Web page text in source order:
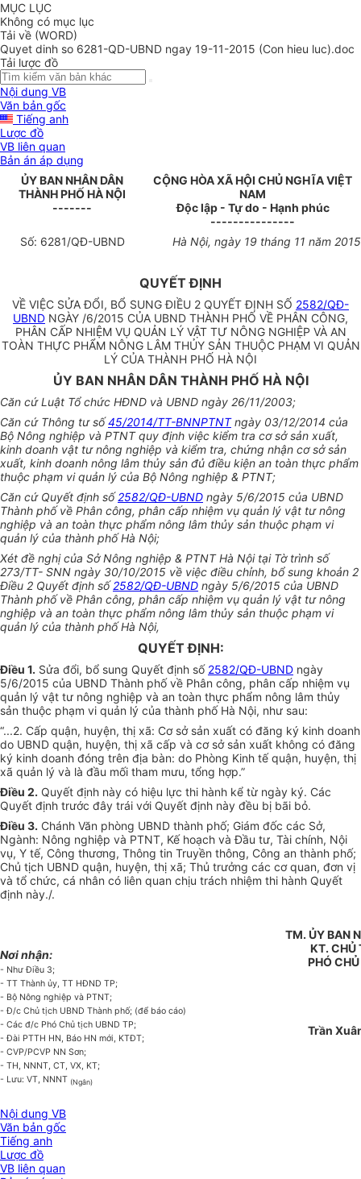
MỤC LỤC
Không có mục lục
Tải về (WORD)
Quyet dinh so 6281-QD-UBND ngay 19-11-2015 (Con hieu luc).doc
Tải lược đồ
Nội dung VB
Văn bản gốc
Tiếng anh
Lược đồ
VB liên quan
Bản án áp dụng
ỦY BAN NHÂN DÂN
THÀNH PHỐ HÀ NỘI
-------
CỘNG HÒA XÃ HỘI CHỦ NGHĨA VIỆT
NAM
Độc lập - Tự do - Hạnh phúc
---------------
Số: 6281/QĐ-UBND Hà Nội, ngày 19 tháng 11 năm 2015
QUYẾT ĐỊNH
VỀ VIỆC SỬA ĐỔI, BỔ SUNG ĐIỀU 2 QUYẾT ĐỊNH SỐ 2582/QĐ-
UBND NGÀY /6/2015 CỦA UBND THÀNH PHỐ VỀ PHÂN CÔNG,
PHÂN CẤP NHIỆM VỤ QUẢN LÝ VẬT TƯ NÔNG NGHIỆP VÀ AN
TOÀN THỰC PHẨM NÔNG LÂM THỦY SẢN THUỘC PHẠM VI QUẢN
LÝ CỦA THÀNH PHỐ HÀ NỘI
ỦY BAN NHÂN DÂN THÀNH PHỐ HÀ NỘI
Căn cứ Luật Tổ chức HĐND và UBND ngày 26/11/2003;
Căn cứ Thông tư số45/2014/TT-BNNPTNTngày 03/12/2014 của
Bộ Nông nghiệp và PTNT quy định việc kiểm tra cơ sở sản xuất,
kinh doanh vật tư nông nghiệp và kiểm tra, chứng nhận cơ sở sản
xuất, kinh doanh nông lâm thủy sản đủ điều kiện an toàn thực phẩm
thuộc phạm vi quản lý của Bộ Nông nghiệp & PTNT;
Căn cứ Quyết định số2582/QĐ-UBND ngày 5/6/2015 của UBND
Thành phố về Phân công, phân cấp nhiệm vụ quản lý vật tư nông
nghiệp và an toàn thực phẩm nông lâm thủy sản thuộc phạm vi
quản lý của thành phố Hà Nội;
Xét đề nghị của Sở Nông nghiệp & PTNT Hà Nội tại Tờ trình số
273/TT- SNN ngày 30/10/2015 về việc điều chỉnh, bổ sung khoản 2
Điều 2 Quyết định số2582/QĐ-UBND ngày 5/6/2015 của UBND
Thành phố về Phân công, phân cấp nhiệm vụ quản lý vật tư nông
nghiệp và an toàn thực phẩm nông lâm thủy sản thuộc phạm vi
quản lý của thành phố Hà Nội,
QUYẾT ĐỊNH:
Điều 1. Sửa đổi, bổ sung Quyết định số 2582/QĐ-UBND ngày
5/6/2015 của UBND Thành phố về Phân công, phân cấp nhiệm vụ
quản lý vật tư nông nghiệp và an toàn thực phẩm nông lâm thủy
sản thuộc phạm vi quản lý của thành phố Hà Nội, như sau:
“...2. Cấp quận, huyện, thị xã: Cơ sở sản xuất có đăng ký kinh doanh
do UBND quận, huyện, thị xã cấp và cơ sở sản xuất không có đăng
ký kinh doanh đóng trên địa bàn: do Phòng Kinh tế quận, huyện, thị
xã quản lý và là đầu mối tham mưu, tổng hợp.”
Điều 2. Quyết định này có hiệu lực thi hành kể từ ngày ký. Các
Quyết định trước đây trái với Quyết định này đều bị bãi bỏ.
Điều 3. Chánh Văn phòng UBND thành phố; Giám đốc các Sở,
Ngành: Nông nghiệp và PTNT, Kế hoạch và Đầu tư, Tài chính, Nội
vụ, Y tế, Công thương, Thông tin Truyền thông, Công an thành phố;
Chủ tịch UBND quận, huyện, thị xã; Thủ trưởng các cơquan, đơn vị
và tổ chức, cá nhân có liên quan chịu trách nhiệm thi hành Quyết
định này./.
Nơi nhận:
- Như Điều 3;
- TT Thành ủy, TT HĐND TP;
- Bộ Nông nghiệp và PTNT;
- Đ/c Chủ tịch UBND Thành phố; (để báo cáo)
- Các đ/c Phó Chủ tịch UBND TP;
- Đài PTTH HN, Báo HN mới, KTĐT;
- CVP/PCVP NN Sơn;
- TH, NNNT, CT, VX, KT;
- Lưu: VT, NNNT (Ngân)
TM. ỦY BAN
KT. CHỦ
PHÓ
Trần
Nội dung VB
Văn bản gốc
Tiếng anh
Lược đồ
VB liên quan